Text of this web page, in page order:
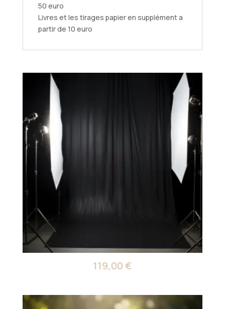
50 euro
Livres et les tirages papier en supplément a
partir de 10 euro
119,00€